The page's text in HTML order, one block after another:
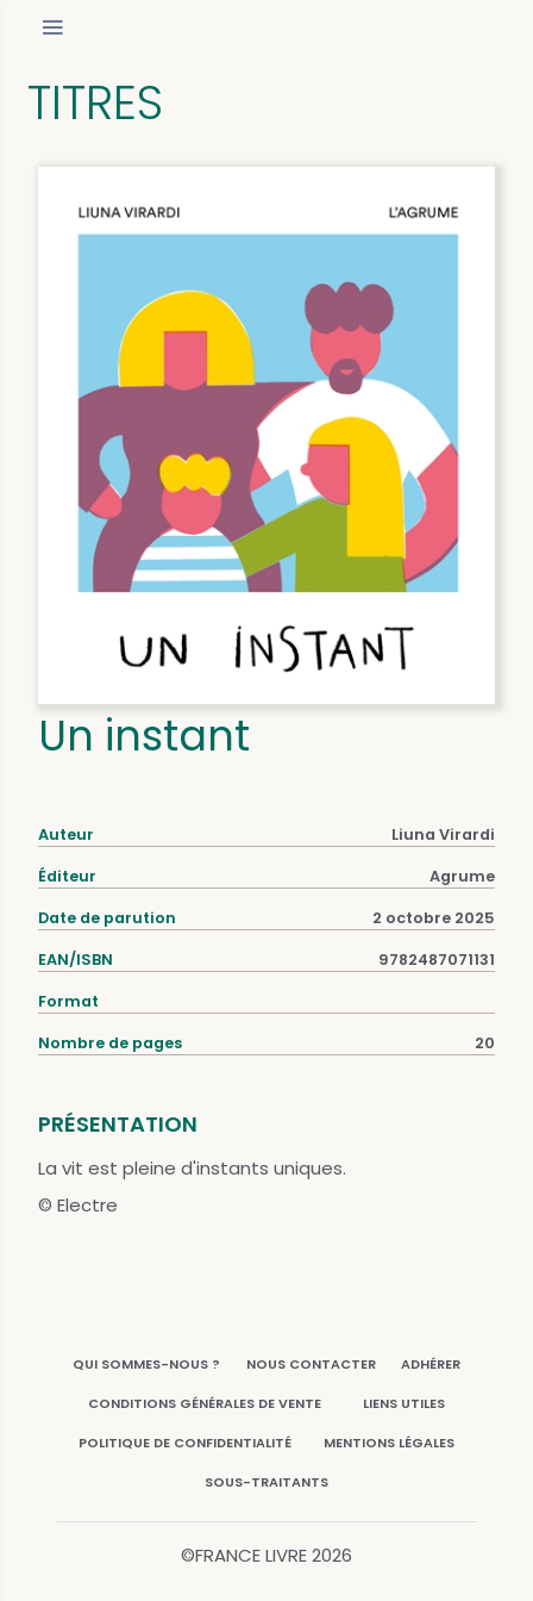
TITRES
Un instant
Auteur Liuna Virardi
Éditeur Agrume
Date de parution 2 octobre 2025
EAN/ISBN 9782487071131
Format
Nombre de pages 20
PRÉSENTATION
La vit est pleine d'instants uniques.
© Electre
QUI SOMMES-NOUS ? NOUS CONTACTER ADHÉRER
CONDITIONS GÉNÉRALES DE VENTE LIENS UTILES
POLITIQUE DE CONFIDENTIALITÉ MENTIONS LÉGALES
SOUS-TRAITANTS
©FRANCE LIVRE2026